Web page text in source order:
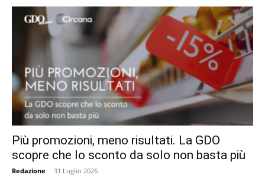
Più promozioni, meno risultati. La GDO
scopre che lo sconto da solo non basta più
Redazione - 31 Luglio 2026